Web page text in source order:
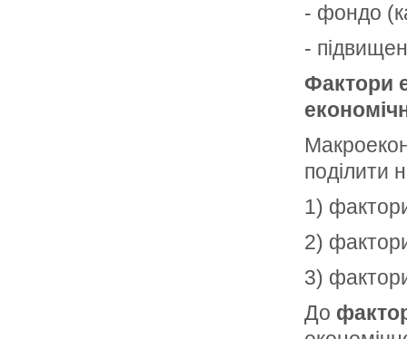
- фондо
-
Фактори
поділити
1)
2)
3)
До